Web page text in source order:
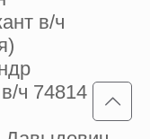
в/ч
ч 74814